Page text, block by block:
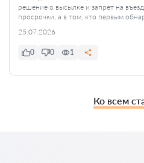
решение о высылке и запрет на
просрочки, а в том, кто первым
25.07.2026
0 0 1
Ко всем